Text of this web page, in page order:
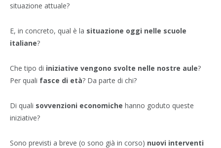
situazione attuale?
E, in concreto, qual è la situazione oggi nelle scuole
italiane?
Che tipo di iniziative vengono svolte nelle nostre aule?
Per quali fasce di età? Da parte di chi?
Di quali sovvenzioni economiche hanno goduto queste
iniziative?
Sono previsti a breve (o sono già in corso) nuovi interventi